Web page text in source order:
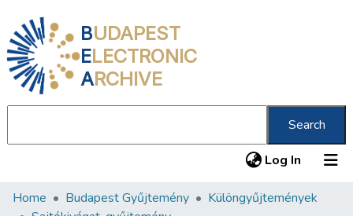
BUDAPEST
ELECTRONIC
ARCHIVE
Search
Log In (current)
Communities & Collections
Home Budapest Gyűjtemény
Különgyűjtemények